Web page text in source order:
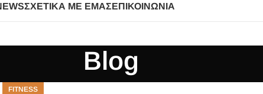
ΣΧΕΤΙΚΆ ΜΕ ΕΜΆΣΕΠΙΚΟΙΝΩΝΊΑ
Blog
FITNESS